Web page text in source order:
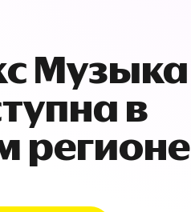
Музыка
в
регионе